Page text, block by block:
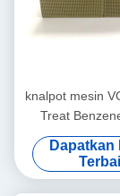
knalpot mesin
Treat
Aldehyde
Dapatkan